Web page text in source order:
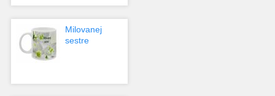
Milovanej
sestre